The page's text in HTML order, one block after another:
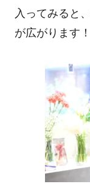
入ってみると
が広がります！